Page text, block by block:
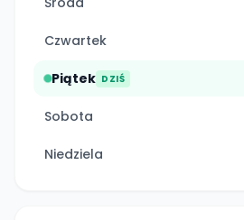
Czwartek
Piątek DZIŚ
Sobota
Niedziela